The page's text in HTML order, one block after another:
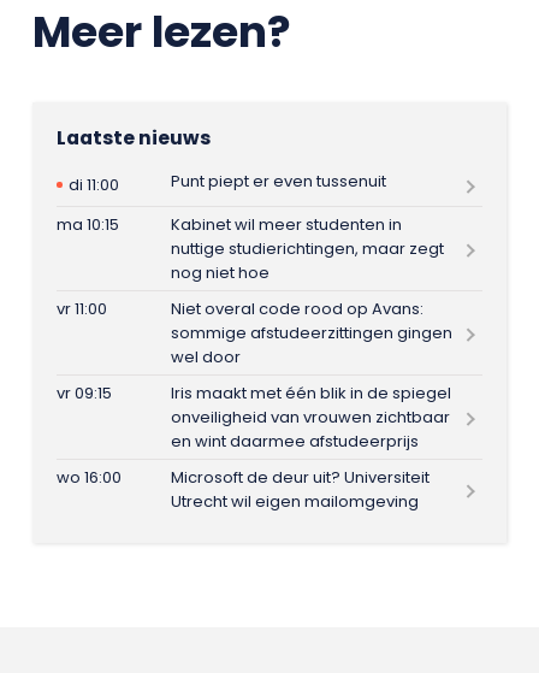
Meer lezen?
Laatste nieuws
di 11:00
Punt piept er even tussenuit
ma 10:15
Kabinet wil meer studenten in
nuttige studierichtingen, maar zegt
nog niet hoe
vr 11:00
Niet overal code rood op Avans:
sommige afstudeerzittingen gingen
wel door
vr 09:15
Iris maakt met één blik in de spiegel
onveiligheid van vrouwen zichtbaar
en wint daarmee afstudeerprijs
wo 16:00
Microsoft de deur uit? Universiteit
Utrecht wil eigen mailomgeving